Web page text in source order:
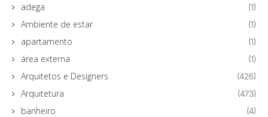
adega (1)
Ambiente de estar (1)
apartamento (1)
área externa (1)
Arquitetos e Designers (426)
Arquitetura (473)
banheiro (4)